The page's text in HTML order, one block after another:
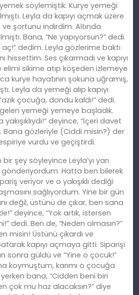
söylemiştik. Kurye yemeği
Leyla da kapıyı açmak üzere
şortunu indirdim. Altında
Bana, “Ne yapıyorsun?” dedi.
aç!” dedim. Leyla gözlerime baktı
hissettim. Ses çıkarmadı ve kapıyı
sikime atıp köşeden izlemeye
kurye hayatının şokuna uğramış,
Leyla da yemeği alıp kapıyı
çocuğa, dondu kaldı!” dedi.
gelen yemeği yemeye başladık.
deyince, “İçeri davet
Bana gözleriyle (Ciddi misin?) der
vurdu ve geçiştirdi.
bir şey söyleyince Leyla’yı yarı
gönderiyordum. Hatta ben bilerek
veriyor ve o yakışıklı dediği
sağlıyordum. Yine bir gün
değil, üstünü de çıkar, ben sana
deyince, “Yok artık, istersen
dedi. Ben de, “Neden olmasın?”
misin! Üstünü çıkardı ve
kapıyı açmaya gitti. Siparişi
sonra güldü ve “Yine o çocuk!”
koymuştum, karımı o çocuğa
bana, “Cidden beni biri
çok mu haz alacaksın?” diye